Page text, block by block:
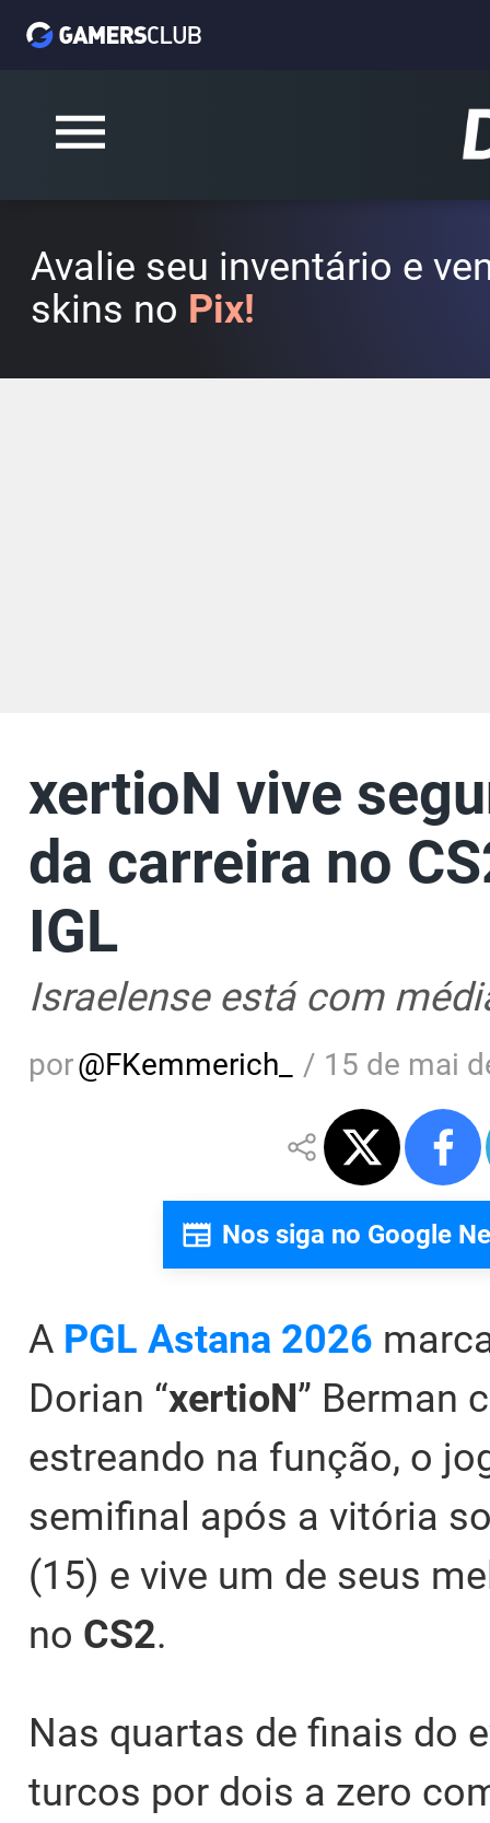
Avalie seu inventário e
skins no Pix!
xertioN vive
da carreira no
IGL
Israelense está com
por@FKemmerich_ / 15 de mai
Nos siga no Google
A PGL Astana 2026
Dorian “xertioN” Berman
estreando na função, o
semifinal após a vitória
(15) e vive um de seus
no CS2.
Nas quartas de finais do
turcos por dois a zero